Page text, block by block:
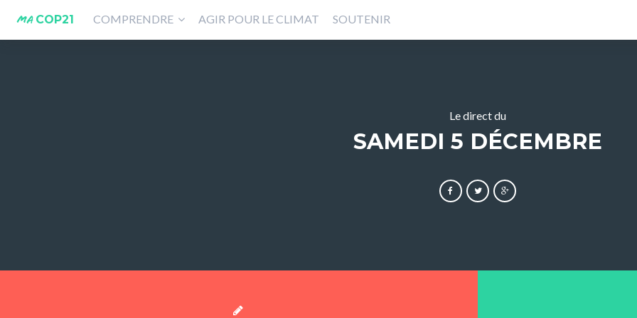
MA COP21 COMPRENDRE AGIR POUR LE CLIMAT SOUTENIR
Le direct du
SAMEDI 5 DÉCEMBRE